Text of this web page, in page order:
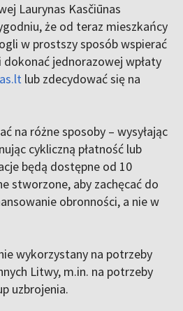
Laurynas Kasčiūnas
że od teraz mieszkańcy
w prostszy sposób wspierać
jednorazowej wpłaty
lub zdecydować się na
na różne sposoby – wysyłając
cykliczną płatność lub
będą dostępne od 10
stworzone, aby zachęcać do
obronności, a nie w
wykorzystany na potrzeby
Litwy, m.in. na potrzeby
uzbrojenia.